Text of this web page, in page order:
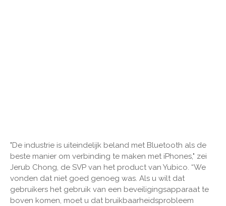
"De industrie is uiteindelijk beland met Bluetooth als de
beste manier om verbinding te maken met iPhones," zei
Jerub Chong, de SVP van het product van Yubico. “We
vonden dat niet goed genoeg was. Als u wilt dat
gebruikers het gebruik van een beveiligingsapparaat te
boven komen, moet u dat bruikbaarheidsprobleem